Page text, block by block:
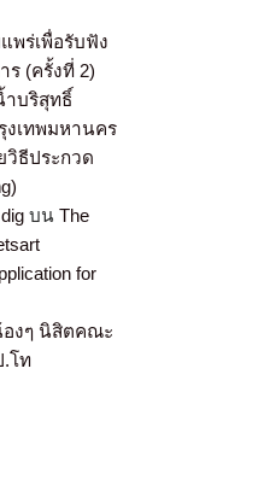
พร่เพื่อรับฟัง
ร (ครั้งที่ 2)
ำบริสุทธิ์
งเทพมหานคร
วิธีประกวด
บนThe
for
งๆ นิสิตคณะ
.โท